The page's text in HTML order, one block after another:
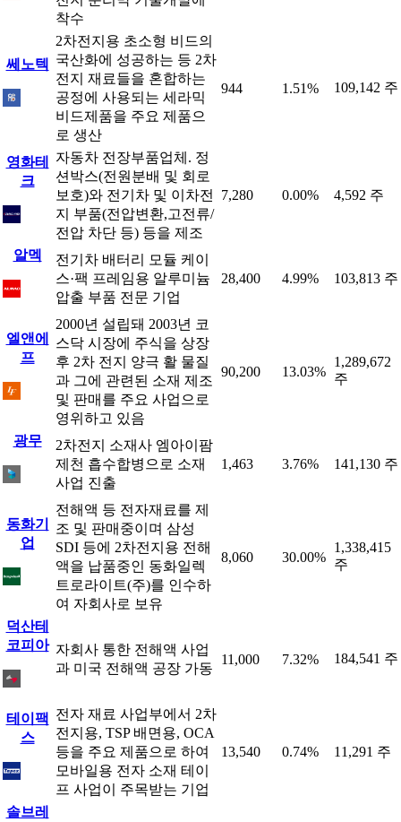
착수
쎄노텍
2차전지용 초소형 비드의
국산화에 성공하는 등 2차
전지 재료들을 혼합하는
공정에 사용되는 세라믹
비드제품을 주요 제품으
로 생산
944 1.51% 109,142 주
영화테
크
자동차 전장부품업체. 정
션박스(전원분배 및 회로
보호)와 전기차 및 이차전
지 부품(전압변환,고전류/
전압 차단 등) 등을 제조
7,280 0.00% 4,592 주
알멕
전기차 배터리 모듈 케이
스·팩 프레임용 알루미늄
압출 부품 전문 기업
28,400 4.99% 103,813 주
엘앤에
프
2000년 설립돼 2003년 코
스닥 시장에 주식을 상장
후 2차 전지 양극 활 물질
과 그에 관련된 소재 제조
및 판매를 주요 사업으로
영위하고 있음
90,200 13.03%
1,289,672
주
광무
2차전지 소재사 엠아이팜
제천 흡수합병으로 소재
사업 진출
1,463 3.76% 141,130 주
동화기
업
전해액 등 전자재료를 제
조 및 판매중이며 삼성
SDI 등에 2차전지용 전해
액을 납품중인 동화일렉
트로라이트(주)를 인수하
여 자회사로 보유
8,060 30.00%
1,338,415
주
덕산테
코피아 자회사 통한 전해액 사업
과 미국 전해액 공장 가동
11,000 7.32% 184,541 주
테이팩
스
전자 재료 사업부에서 2차
전지용, TSP 배면용, OCA
등을 주요 제품으로 하여
모바일용 전자 소재 테이
프 사업이 주목받는 기업
13,540 0.74% 11,291 주
솔브레